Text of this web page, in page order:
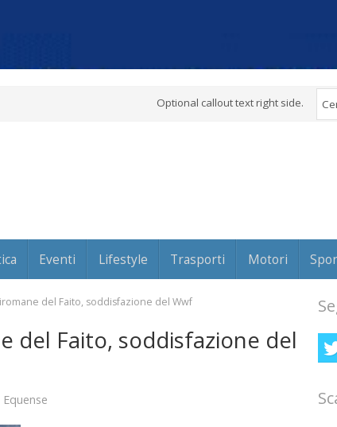
Optional callout text right side.
Eventi Lifestyle Trasporti Motori
del Faito, soddisfazione del Wwf
del Faito, soddisfazione del